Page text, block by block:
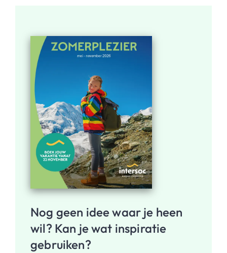
Nog geen idee waar je heen
wil? Kan je wat inspiratie
gebruiken?